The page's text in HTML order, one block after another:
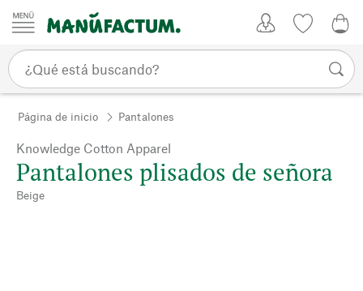
Ir al contenido
Página de inicio Pantalones
Knowledge Cotton Apparel
Pantalones plisados de señora
Beige